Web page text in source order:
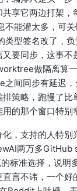
享它两边打架，
不能灌太多，可
类型签名改了，
要同步，这事不
做隔离算
间同步有延迟，
策略，跑慢了比
的那个窗口特别
，支持的人特别
两万多GitHub
标准选择，说明
言不讳，一个好